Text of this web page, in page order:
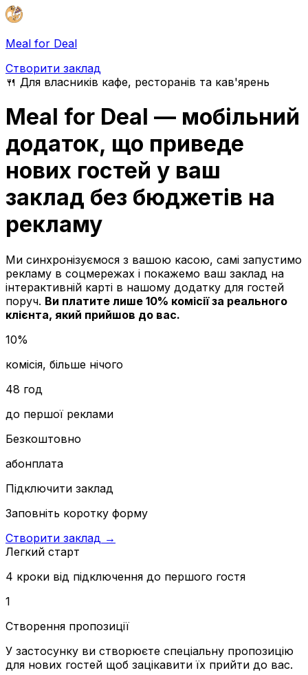
Meal for Deal
Створити заклад
🍴 Для власників кафе, ресторанів та кав'ярень
Meal for Deal — мобільний
додаток, що приведе
нових гостей у ваш
заклад без бюджетів на
рекламу
Ми синхронізуємося з вашою касою, самі запустимо
рекламу в соцмережах і покажемо ваш заклад на
інтерактивній карті в нашому додатку для гостей
поруч. Ви платите лише 10% комісії за реального
клієнта, який прийшов до вас.
10%
комісія, більше нічого
48 год
до першої реклами
Безкоштовно
абонплата
Підключити заклад
Заповніть коротку форму
Створити заклад →
Легкий старт
4 кроки від підключення до першого гостя
1
Створення пропозиції
У застосунку ви створюєте спеціальну пропозицію
для нових гостей щоб зацікавити їх прийти до вас.